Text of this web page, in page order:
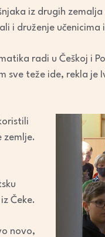
iz drugih
i druženje učenicima
radi u Češkoj i
teže ide, rekla je
zemlje.
Čeke.
novo,